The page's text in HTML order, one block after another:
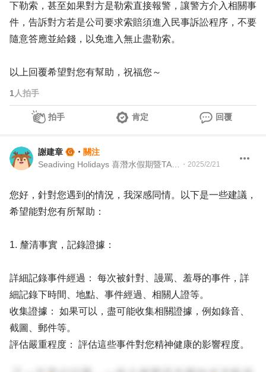
下勒索，甚至如果對方是勒索直接報警，讓警方介入相關事
件，告訴對方若是公司要求索賠須進入民事訴訟程序，不要
隨意答應並給錢，以免進入無止盡勒索。
以上回覆希望對您有幫助，祝福您～
1 人拍手
拍手 肯定 回覆
謝建章 ・ 關注
・ 2025/2/21
您好，針對您遇到的情況，我深感同情。以下是一些建議，
希望能對您有所幫助：
1. 釐清事實，記錄證據：
詳細記錄事件經過： 每次被針對、謾罵、羞辱的事件，詳
細記錄下時間、地點、事件經過、相關人證等。
收集證據： 如果可以，盡可能收集相關證據，例如錄音、
截圖、郵件等。
評估嚴重程度： 評估這些事件對您精神健康的影響程度。